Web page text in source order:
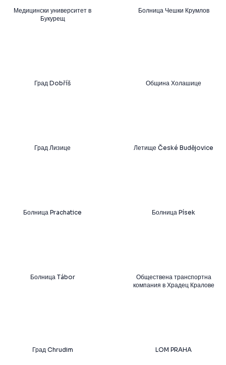
Медицински университет в
Букурещ
Болница Чешки Крумлов
Град Dobříš Община Холашице
Град Лизице Летище České Budějovice
Болница Prachatice Болница Písek
Болница Tábor
Обществена транспортна
компания в Храдец Кралове
Град Chrudim LOM PRAHA